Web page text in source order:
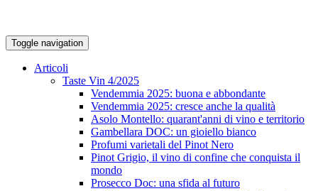
Toggle navigation
Articoli
Taste Vin 4/2025
Vendemmia 2025: buona e abbondante
Vendemmia 2025: cresce anche la qualità
Asolo Montello: quarant'anni di vino e territorio
Gambellara DOC: un gioiello bianco
Profumi varietali del Pinot Nero
Pinot Grigio, il vino di confine che conquista il
mondo
Prosecco Doc: una sfida al futuro